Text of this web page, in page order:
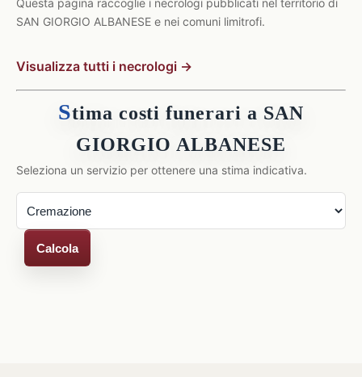
Questa pagina raccoglie i necrologi pubblicati nel territorio di
SAN GIORGIO ALBANESE e nei comuni limitrofi.
Visualizza tutti i necrologi →
Stima costi funerari a SAN
GIORGIO ALBANESE
Seleziona un servizio per ottenere una stima indicativa.
Calcola